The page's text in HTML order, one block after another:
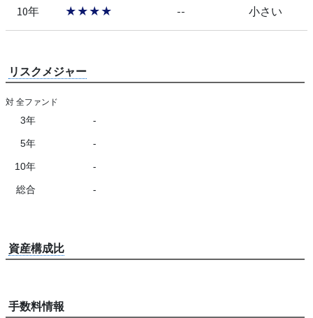
10年 ★★★★ -- 小さい
リスクメジャー
対 全ファンド
3年 -
5年 -
10年 -
総合 -
資産構成比
手数料情報